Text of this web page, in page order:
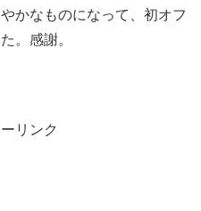
かなものになって、初オフ
。感謝。
リンク